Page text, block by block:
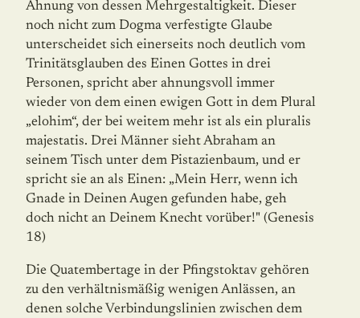
Ahnung von dessen Mehrgestaltigkeit. Dieser
noch nicht zum Dogma ver­festigte Glaube
unterscheidet sich einerseits noch deutlich vom
Trinitätsglauben des Einen Gottes in drei
Personen, spricht aber ahnungsvoll immer
wieder von dem einen ewigen Gott in dem Plural
„elohim“, der bei weitem mehr ist als ein pluralis
majestatis. Drei Männer sieht Abraham an
seinem Tisch unter dem Pistazienbaum, und er
spricht sie an als Einen: „Mein Herr, wenn ich
Gnade in Deinen Augen gefunden habe, geh
doch nicht an Deinem Knecht vorüber!" (Genesis
18)
Die Quatembertage in der Pfingstoktav gehören
zu den verhältnismäßig wenigen An­läss­en, an
denen solche Verbindungslinien zwischen dem